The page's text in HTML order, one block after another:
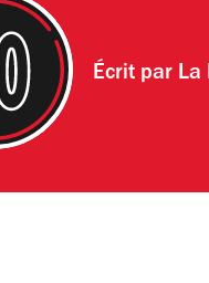
Écrit par La